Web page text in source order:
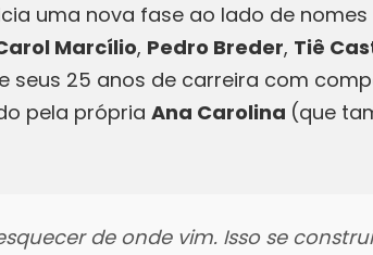
uma nova fase ao lado de
Marcílio, Pedro Breder, Tiê
seus 25 anos de carreira com
pela própria Ana Carolina (que
de onde vim. Isso se